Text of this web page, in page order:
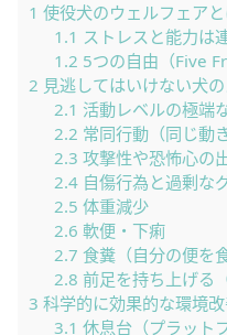
1 使役犬のウェルフェア
1.1 ストレスと能力は
1.2 5つの自由（Five
2 見逃してはいけない犬
2.1 活動レベルの極端
2.2 常同行動（同じ動
2.3 攻撃性や恐怖心の
2.4自傷行為と過剰な
2.5 体重減少
2.6 軟便・下痢
2.7 食糞（自分の便を
2.8 前足を持ち上げる
3 科学的に効果的な環境
3.1 休息台（プラット